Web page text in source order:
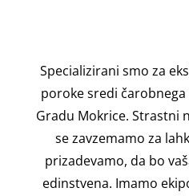
Specializirani smo za
poroke sredi čarobnega
Gradu Mokrice. Strastni
se zavzemamo za
prizadevamo, da bo
edinstvena. Imamo